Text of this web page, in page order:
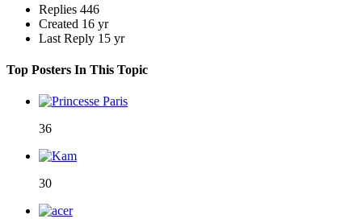
Replies 446
Created 16 yr
Last Reply 15 yr
Top Posters In This Topic
36
30